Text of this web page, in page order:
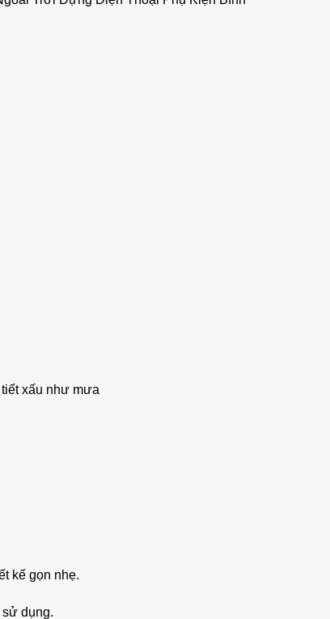
xấu như mưa
kế gọn nhẹ.
dụng.